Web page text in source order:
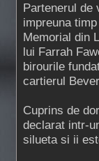
Partenerul de
impreuna
Memorial din
lui Farrah
birourile
cartierul
Cuprins de
declarat intr-
silueta si ii